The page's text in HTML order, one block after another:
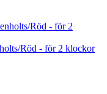
Röd - för 2 klockor